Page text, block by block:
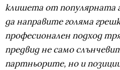
клишета от популярната
да направите голяма
професионален подход
предвид не само
партньорите, но и